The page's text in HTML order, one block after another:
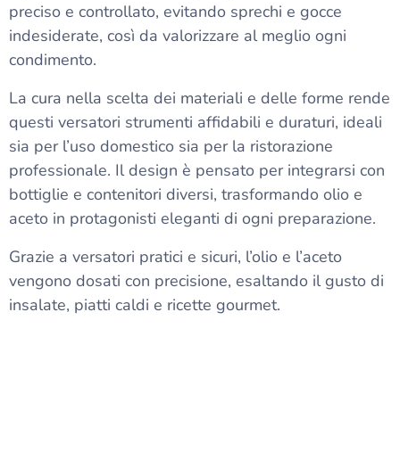
preciso e controllato, evitando sprechi e gocce
indesiderate, così da valorizzare al meglio ogni
condimento.
La cura nella scelta dei materiali e delle forme rende
questi versatori strumenti affidabili e duraturi, ideali
sia per l’uso domestico sia per la ristorazione
professionale. Il design è pensato per integrarsi con
bottiglie e contenitori diversi, trasformando olio e
aceto in protagonisti eleganti di ogni preparazione.
Grazie a versatori pratici e sicuri, l’olio e l’aceto
vengono dosati con precisione, esaltando il gusto di
insalate, piatti caldi e ricette gourmet.